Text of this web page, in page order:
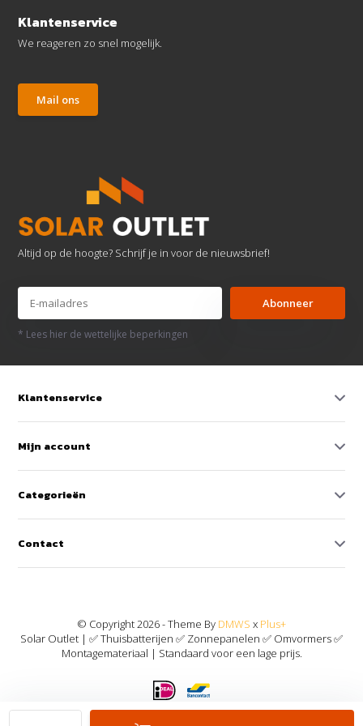
Klantenservice
We reageren zo snel mogelijk.
Mail ons
Altijd op de hoogte? Schrijf je in voor de nieuwsbrief!
Abonneer
* Lees hier de wettelijke beperkingen
Klantenservice
Mijn account
Categorieën
Contact
© Copyright 2026 - Theme By DMWS x Plus+
Solar Outlet | ✅ Thuisbatterijen ✅ Zonnepanelen ✅ Omvormers ✅
Montagemateriaal | Standaard voor een lage prijs.